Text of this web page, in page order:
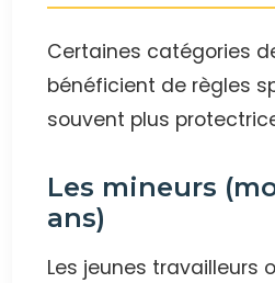
Certaines catégories
bénéficient de règles
souvent plus
Les mineurs
ans)
Les jeunes travailleurs